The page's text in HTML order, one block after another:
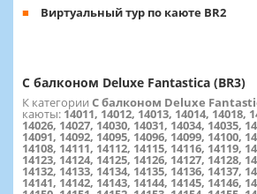
Виртуальный тур по каюте BR2
С балконом Deluxe Fantastica (BR3)
К категории С балконом Deluxe
каюты: 14011, 14012, 14013, 14014, 14018,
14026, 14027, 14030, 14031, 14034, 14035,
14091, 14092, 14095, 14096, 14099, 14100,
14108, 14111, 14112, 14115, 14116, 14119,
14123, 14124, 14125, 14126, 14127, 14128,
14132, 14133, 14134, 14135, 14136, 14137,
14141, 14142, 14143, 14144, 14145, 14146,